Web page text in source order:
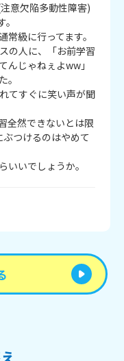
意欠陥多動性障害)
級に行ってます。
の人に、「お前学習
んじゃねぇよww」
。
てすぐに笑い声が聞
全然できないとは限
つけるのはやめて
いいでしょうか。